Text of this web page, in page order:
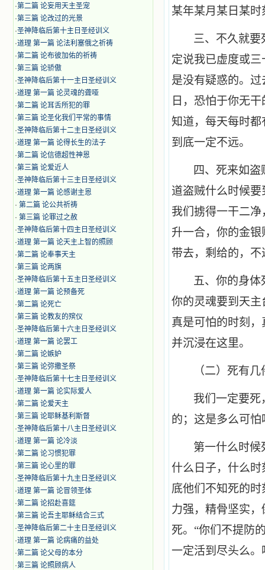
·第二篇 论妄用天主圣宠
·第三篇 论改过的光景
·圣神降临后第十主日圣经训义
·道理 第一篇 论法利塞俄之祈祷
·第二篇 论布彼加佑的祈祷
·第三篇 论骄傲
·圣神降临后第十一主日圣经训义
·道理 第一篇 论灵魂的聋哑
·第二篇 论耳舌所犯的罪
·第三篇 论圣化我们平常的事情
·圣神降临后第十二主日圣经训义
·道理 第一篇 论得长生的法子
·第二篇 论信德超性神恩
·第三篇 论爱近人
·圣神降临后第十三主日圣经训义
·道理 第一篇 论感谢主恩
· 第二篇 论公共祈祷
· 第三篇 论罪过之赦
·圣神降临后第十四主日圣经训义
·道理 第一篇 论天主上智的照顾
·第二篇 论奉事天主
·第三篇 论两旗
·圣神降临后第十五主日圣经训义
·道理 第一篇 论预备死
·第二篇 论死亡
·第三篇 论教友的殡仪
·圣神降临后第十六主日圣经训义
·道理 第一篇 论罢工
·第二篇 论嫉妒
·第三篇 论弥撒圣祭
·圣神降临后第十七主日圣经训义
·道理 第一篇 论实际爱人
·第二篇 论爱天主
·第三篇 论耶稣基利斯督
·圣神降临后第十八主日圣经训义
·道理 第一篇 论冷淡
·第二篇 论习惯犯罪
·第三篇 论心里的罪
·圣神降临后第十九主日圣经训义
·道理 第一篇 论冒领圣体
·第二篇 论招赴喜筵
·第三篇 论吾主耶稣结合三式
·圣神降临后第二十主日圣经训义
·道理 第一篇 论病痛的益处
·第二篇 论父母的本分
·第三篇 论照顾病人
某年某月某日某
三、不久就要
定说我已虚度或
是没有疑惑的。
日，恐怕于你无
知道，每天每时
到底一定不远。
四、死来如
道盗贼什么时候要
我们掳得一干二
升一合，你的金
带去，剩给的，
五、你的身
你的灵魂要到天主
真是可怕的时刻
并沉浸在这里。
（二）死有
我们一定要死
的；这是多么可怕
第一什么时候
什么日子，什么
底他们不知死的
力强，精骨坚实
死。“你们不提防
一定活到尽头么